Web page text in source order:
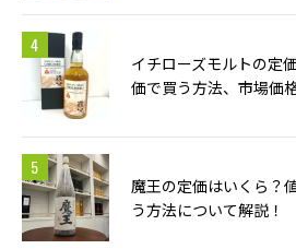
イチローズモルトの定
価で買う方法、市場価
魔王の定価はいくら？
う方法について解説！